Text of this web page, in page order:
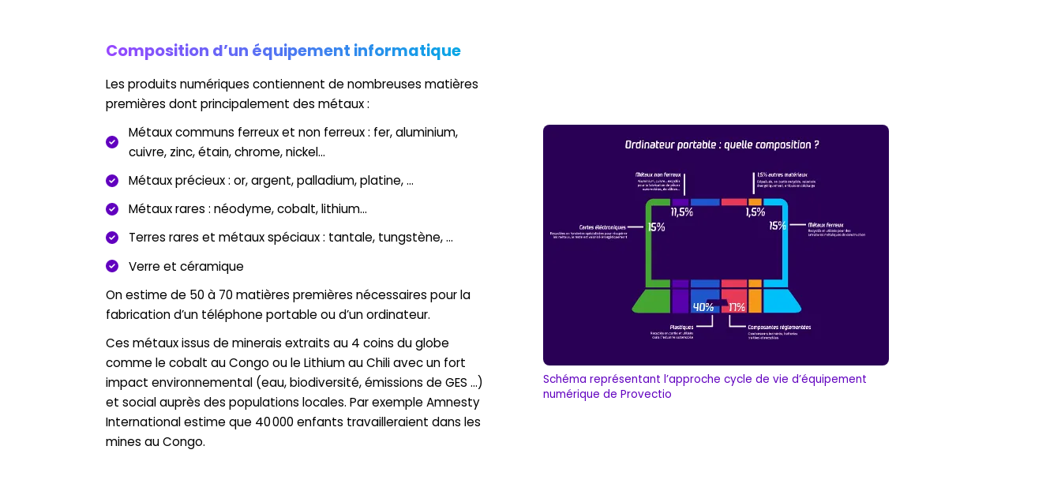
Composition d’un équipement informatique
Les produits numériques contiennent de nombreuses matières
premières dont principalement des métaux :
Métaux communs ferreux et non ferreux : fer, aluminium,
cuivre, zinc, étain, chrome, nickel…
Métaux précieux : or, argent, palladium, platine, …
Métaux rares : néodyme, cobalt, lithium…
Terres rares et métaux spéciaux : tantale, tungstène, …
Verre et céramique
On estime de 50 à 70 matières premières nécessaires pour la
fabrication d’un téléphone portable ou d’un ordinateur.
Ces métaux issus de minerais extraits au 4 coins du globe
comme le cobalt au Congo ou le Lithium au Chili avec un fort
impact environnemental (eau, biodiversité, émissions de GES …)
et social auprès des populations locales. Par exemple Amnesty
International estime que 40 000 enfants travailleraient dans les
mines au Congo.
Schéma représentant l’approche cycle de vie d’équipement
numérique de Provectio